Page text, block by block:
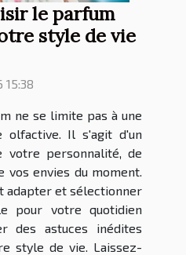
le parfum
style de vie
ne se limite pas à une
olfactive. Il s'agit d'un
personnalité, de
vos envies du moment.
adapter et sélectionner
pour votre quotidien
des astuces inédites
style de vie. Laissez-